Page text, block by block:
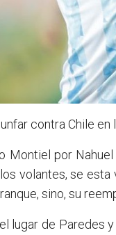
contra Chile
Montiel por
volantes, se
sino, su
lugar de Paredes